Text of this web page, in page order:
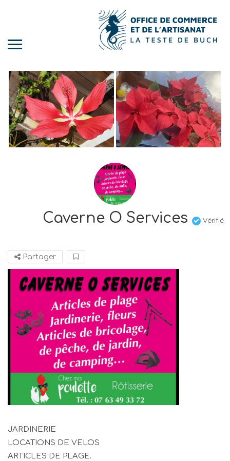
Caverne O Services Vérifié
Partager
JARDINERIE
LOCATIONS DE VELOS
ARTICLES DE PLAGE.